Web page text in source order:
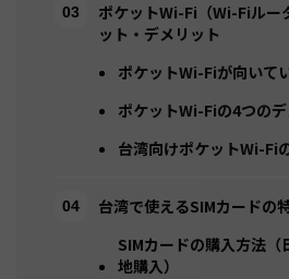
ポケットWi-Fi（Wi-Fiルー
ット・デメリット
ポケットWi-Fiが向いて
ポケットWi-Fiの4つの
台湾向けポケットWi-Fi
台湾で使えるSIMカードの
SIMカードの購入方法
地購入）